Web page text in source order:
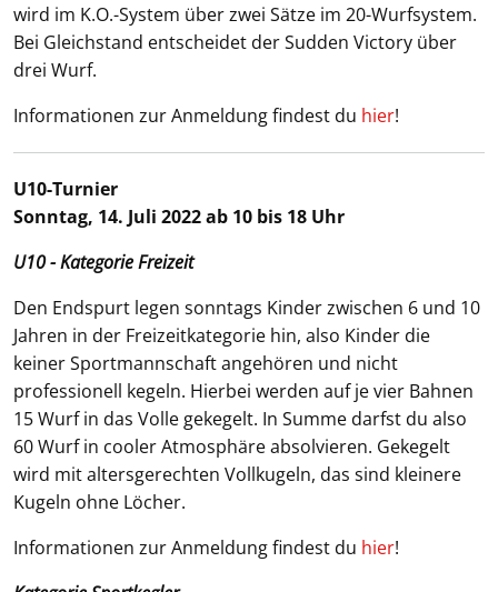
wird im K.O.-System über zwei Sätze im 20-Wurfsystem.
Bei Gleichstand entscheidet der Sudden Victory über
drei Wurf.
Informationen zur Anmeldung findest du hier!
U10-Turnier
Sonntag, 14. Juli 2022 ab 10 bis 18 Uhr
U10 - Kategorie Freizeit
Den Endspurt legen sonntags Kinder zwischen 6 und 10
Jahren in der Freizeitkategorie hin, also Kinder die
keiner Sportmannschaft angehören und nicht
professionell kegeln. Hierbei werden auf je vier Bahnen
15 Wurf in das Volle gekegelt. In Summe darfst du also
60 Wurf in cooler Atmosphäre absolvieren. Gekegelt
wird mit altersgerechten Vollkugeln, das sind kleinere
Kugeln ohne Löcher.
Informationen zur Anmeldung findest du hier!